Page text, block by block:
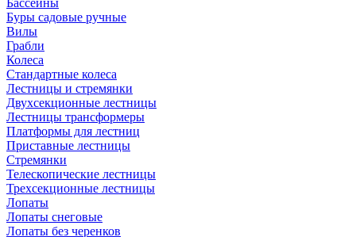
Бассейны
Буры садовые ручные
Вилы
Грабли
Колеса
Стандартные колеса
Лестницы и стремянки
Двухсекционные лестницы
Лестницы трансформеры
Платформы для лестниц
Приставные лестницы
Стремянки
Телескопические лестницы
Трехсекционные лестницы
Лопаты
Лопаты снеговые
Лопаты без черенков